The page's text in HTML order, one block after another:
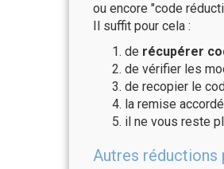
ou encore "code
Il suffit pour cela :
de récupérer
de vérifier les
de recopier le
la remise
il ne vous reste
Autres réductions